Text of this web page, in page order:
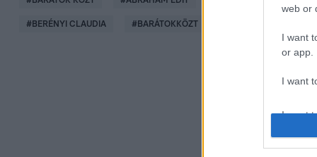
web or
I want
or app.
I want
I want
#BERÉNYI CLAUDIA #BARÁTOKKÖZT